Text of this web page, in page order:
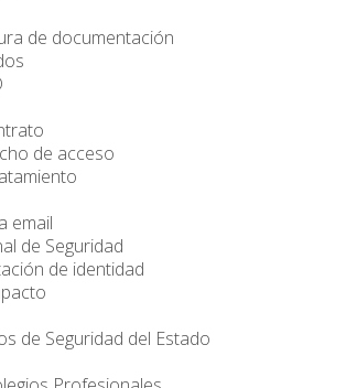
de documentación
de acceso
email
de Seguridad
de identidad
de Seguridad del Estado